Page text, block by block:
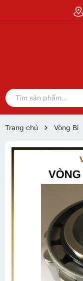
Trang chủ Vòng Bi